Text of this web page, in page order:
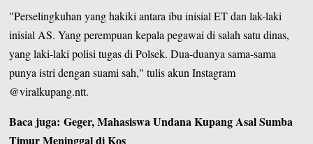
"Perselingkuhan yang hakiki antara ibu inisial ET dan lak-laki
inisial AS. Yang perempuan kepala pegawai di salah satu dinas,
yang laki-laki polisi tugas di Polsek. Dua-duanya sama-sama
punya istri dengan suami sah," tulis akun Instagram
@viralkupang.ntt.
Baca juga:Geger, Mahasiswa Undana Kupang Asal Sumba
Timur Meninggal di Kos